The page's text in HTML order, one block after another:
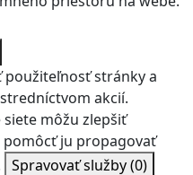
použiteľnosť stránky a
akcií.
siete môžu zlepšiť
ju propagovať
Spravovať služby(0)